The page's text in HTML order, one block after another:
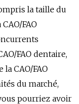
la taille du
FAO
FAO dentaire,
CAO/FAO
du marché,
pourriez avoir